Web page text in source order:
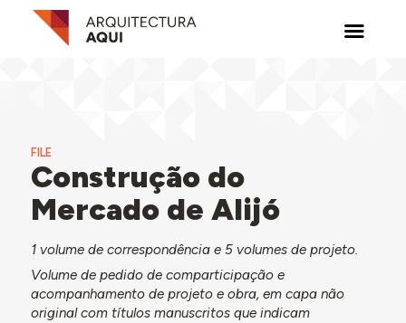
FILE
Construção do
Mercado de Alijó
1 volume de correspondência e 5 volumes de projeto.
Volume de pedido de comparticipação e
acompanhamento de projeto e obra, em capa não
original com títulos manuscritos que indicam